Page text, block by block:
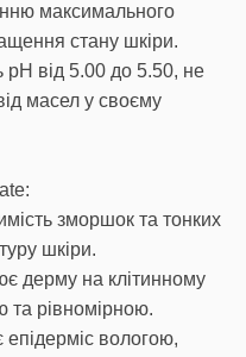
максимального
стану шкіри.
pH від 5.00 до 5.50, не
масел у своєму
зморшок та тонких
шкіри.
дерму на клітинному
та рівномірною.
вологою,